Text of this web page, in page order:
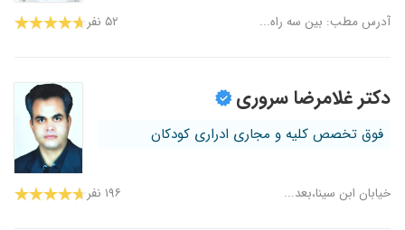
آدرس مطب: بین سه راه... ۵۲ نفر
دکتر غلامرضا سروری
فوق تخصص کلیه و مجاری ادراری کودکان
خیابان ابن سینا،بعد... ۱۹۶ نفر